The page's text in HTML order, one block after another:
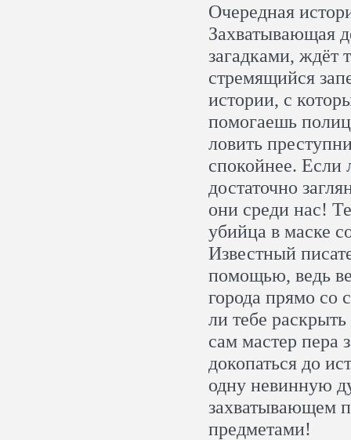
Очередная
Захватывающая
загадками, ждёт
стремящийся
истории, с
помогаешь
ловить
спокойнее. Если
достаточно
они среди нас!
убийца в маске
Известный
помощью, ведь
города прямо со
ли тебе
сам мастер пера
докопаться до
одну невинную
захватывающем
предметами!